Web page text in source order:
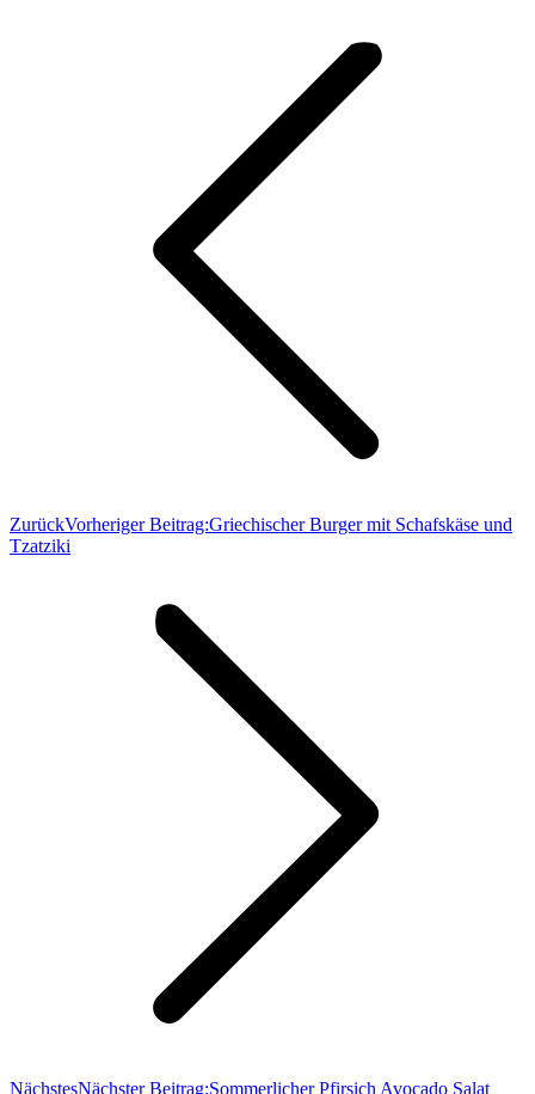
ZurückVorheriger Beitrag:Griechischer Burger mit Schafskäse und
Tzatziki
NächstesNächster Beitrag:Sommerlicher Pfirsich Avocado Salat